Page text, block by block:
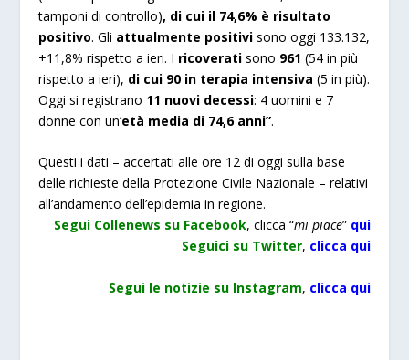
tamponi di controllo), di cui il 74,6% è risultato
positivo. Gli attualmente positivi sono oggi 133.132,
+11,8% rispetto a ieri. I ricoverati sono 961 (54 in più
rispetto a ieri), di cui 90 in terapia intensiva (5 in più).
Oggi si registrano 11 nuovi decessi: 4 uomini e 7
donne con un’età media di 74,6 anni”.
Questi i dati – accertati alle ore 12 di oggi sulla base
delle richieste della Protezione Civile Nazionale – relativi
all’andamento dell’epidemia in regione.
Segui Collenews su Facebook, clicca “mi piace” qui
Seguici su Twitter, clicca qui
Segui le notizie su Instagram, clicca qui